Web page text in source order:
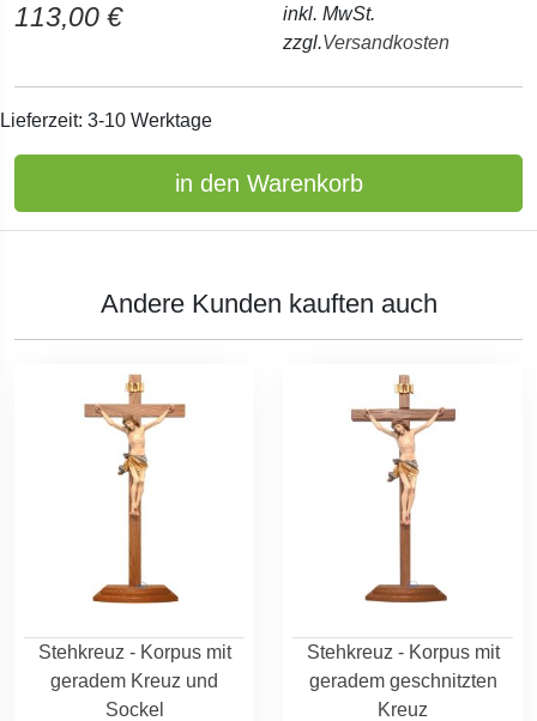
113,00 €
inkl. MwSt.
zzgl.Versandkosten
Lieferzeit: 3-10 Werktage
in den Warenkorb
Andere Kunden kauften auch
Stehkreuz - Korpus mit
geradem Kreuz und
Sockel
Stehkreuz - Korpus mit
geradem geschnitzten
Kreuz